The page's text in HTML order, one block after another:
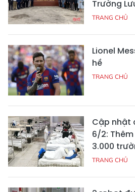
Trường
TRANG CHỦ
Lionel
hề
TRANG CHỦ
Cập nhật
6/2:
3.000
TRANG CHỦ